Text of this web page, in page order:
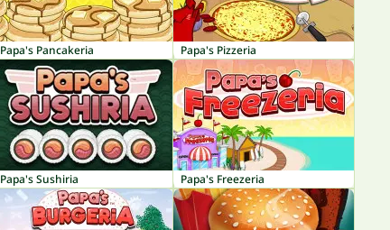
Papa's Pancakeria Papa's Pizzeria
Papa's Sushiria Papa's Freezeria